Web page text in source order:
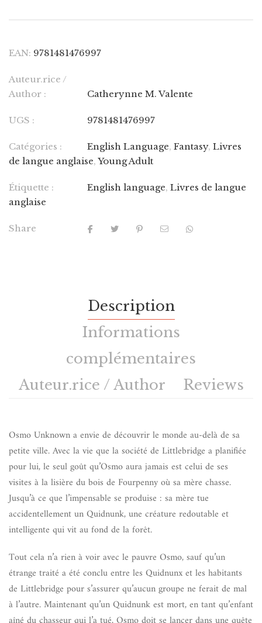
EAN: 9781481476997
Auteur.rice /
Author :
Catherynne M. Valente
UGS : 9781481476997
Catégories : English Language, Fantasy, Livres
de langue anglaise, Young Adult
Étiquette : English language, Livres de langue
anglaise
Share
Description
Informations
complémentaires
Auteur.rice / Author
Reviews
Osmo Unknown a envie de découvrir le monde au-delà de sa
petite ville. Avec la vie que la société de Littlebridge a planifiée
pour lui, le seul goût qu’Osmo aura jamais est celui de ses
visites à la lisière du bois de Fourpenny où sa mère chasse.
Jusqu’à ce que l’impensable se produise : sa mère tue
accidentellement un Quidnunk, une créature redoutable et
intelligente qui vit au fond de la forêt.
Tout cela n’a rien à voir avec le pauvre Osmo, sauf qu’un
étrange traité a été conclu entre les Quidnunx et les habitants
de Littlebridge pour s’assurer qu’aucun groupe ne ferait de mal
à l’autre. Maintenant qu’un Quidnunk est mort, en tant qu’enfant